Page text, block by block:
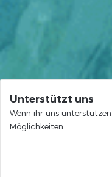
Unterstützt uns
Wenn ihr uns
Möglichkeiten.